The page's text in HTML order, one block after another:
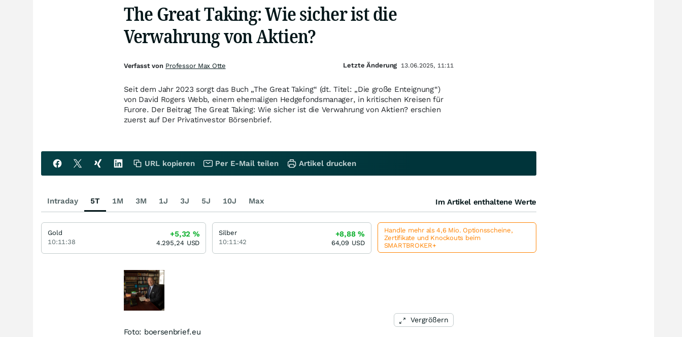
The Great Taking: Wie sicher ist die
Verwahrung von Aktien?
Seit dem Jahr 2023 sorgt das Buch „The Great Taking“ (dt. Titel: „Die große Enteignung“)
von David Rogers Webb, einem ehemaligen Hedgefondsmanager, in kritischen Kreisen für
Furore. Der Beitrag The Great Taking: Wie sicher ist die Verwahrung von Aktien? erschien
zuerst auf Der Privatinvestor Börsenbrief.
Vergrößern
Foto: boersenbrief.eu
Verfasst von Professor Max Otte Letzte Änderung 13.06.2025, 11:11
URL kopieren Per E-Mail teilen Artikel drucken
Intraday 5T 1M 3M 1J 3J 5J 10J Max Im Artikel enthaltene Werte
Gold
10:11:38
+5,32 %
4.295,24 USD
Silber
10:11:42
+8,88 %
64,09 USD
Handle mehr als 4,6 Mio. Optionsscheine,
Zertifikate und Knockouts beim
SMARTBROKER+